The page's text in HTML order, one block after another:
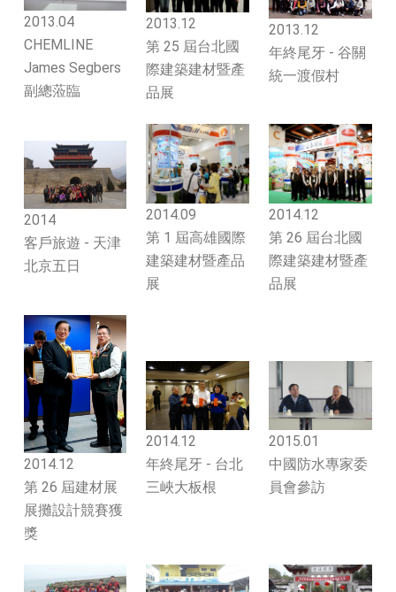
2013.04
CHEMLINE
James Segbers
副總蒞臨
2013.12
第 25 屆台北國
際建築建材暨產
品展
2013.12
年終尾牙 - 谷關
統一渡假村
2014
客戶旅遊 - 天津
北京五日
2014.09
第 1 屆高雄國際
建築建材暨產品
展
2014.12
第 26 屆台北國
際建築建材暨產
品展
2014.12
第 26 屆建材展
展攤設計競賽獲
獎
2014.12
年終尾牙 - 台北
三峽大板根
2015.01
中國防水專家委
員會參訪